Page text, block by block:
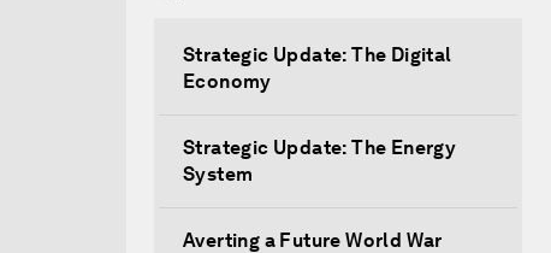
Strategic Update: The Digital
Economy
Strategic Update: The Energy
System
Averting a Future World War